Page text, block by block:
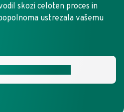
skozi celoten proces in
ustrezala vašemu